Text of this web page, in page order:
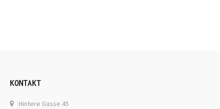
KONTAKT
Hintere Gasse 45